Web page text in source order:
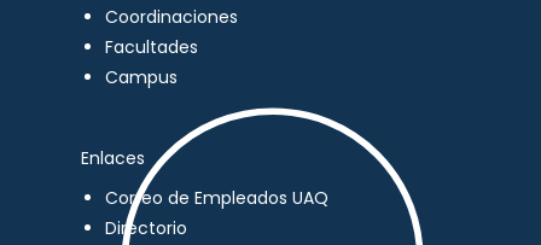
Coordinaciones
Facultades
Campus
Enlaces
Correo de Empleados UAQ
Directorio